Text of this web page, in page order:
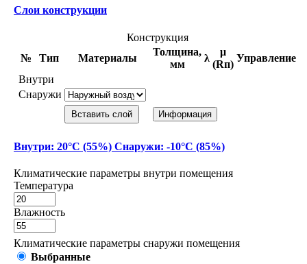
Слои конструкции
Конструкция
№
Тип Материалы
Толщина,
мм
λ
μ
(Rп)
Управление
Внутри
Снаружи
Вставить слой Информация
Внутри: 20°С (55%) Снаружи: -10°С (85%)
Климатические параметры внутри помещения
Температура
Влажность
Климатические параметры снаружи помещения
Выбранные